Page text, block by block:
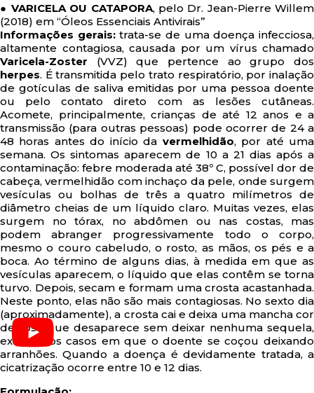
● VARICELA OU CATAPORA, pelo Dr. Jean-Pierre Willem
(2018) em “Óleos Essenciais Antivirais”
Informações gerais:trata-se de uma doença infecciosa,
altamente contagiosa, causada por um vírus chamado
Varicela-Zoster (VVZ) que pertence ao grupo dos
herpes. É transmitida pelo trato respiratório, por inalação
de gotículas de saliva emitidas por uma pessoa doente
ou pelo contato direto com as lesões cutâneas.
Acomete, principalmente, crianças de até 12 anos e a
transmissão (para outras pessoas) pode ocorrer de 24 a
48 horas antes do início da vermelhidão, por até uma
semana. Os sintomas aparecem de 10 a 21 dias após a
contaminação: febre moderada até 38º C, possível dor de
cabeça, vermelhidão com inchaço da pele, onde surgem
vesículas ou bolhas de três a quatro milímetros de
diâmetro cheias de um líquido claro. Muitas vezes, elas
surgem no tórax, no abdômen ou nas costas, mas
podem abranger progressivamente todo o corpo,
mesmo o couro cabeludo, o rosto, as mãos, os pés e a
boca. Ao término de alguns dias, à medida em que as
vesículas aparecem, o líquido que elas contêm se torna
turvo. Depois, secam e formam uma crosta acastanhada.
Neste ponto, elas não são mais contagiosas. No sexto dia
(aproximadamente), a crosta cai e deixa uma mancha cor
de rosa que desaparece sem deixar nenhuma sequela,
exceto nos casos em que o doente se coçou deixando
arranhões. Quando a doença é devidamente tratada, a
cicatrização ocorre entre 10 e 12 dias.